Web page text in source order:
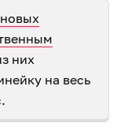
них
на весь